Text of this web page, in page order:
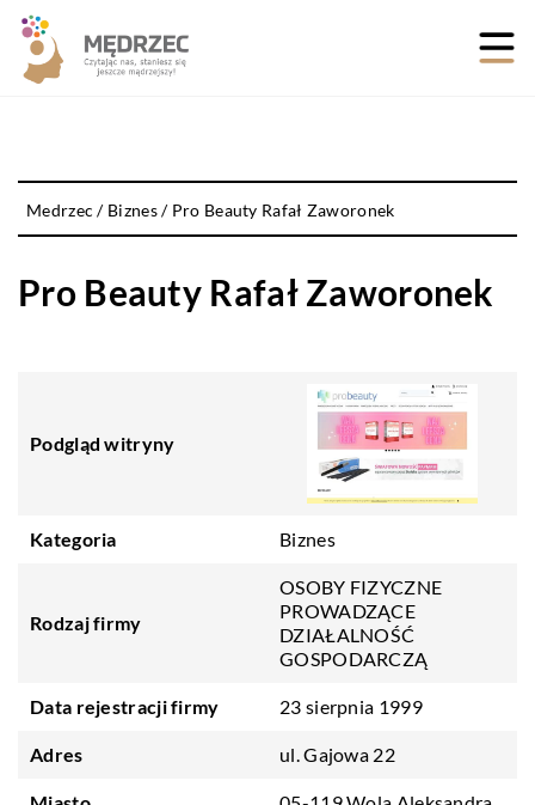
Medrzec / Biznes/ Pro Beauty Rafał Zaworonek
Pro Beauty Rafał Zaworonek
Podgląd witryny
Kategoria Biznes
Rodzaj firmy
OSOBY FIZYCZNE
PROWADZĄCE
DZIAŁALNOŚĆ
GOSPODARCZĄ
Data rejestracji firmy 23 sierpnia 1999
Adres ul. Gajowa 22